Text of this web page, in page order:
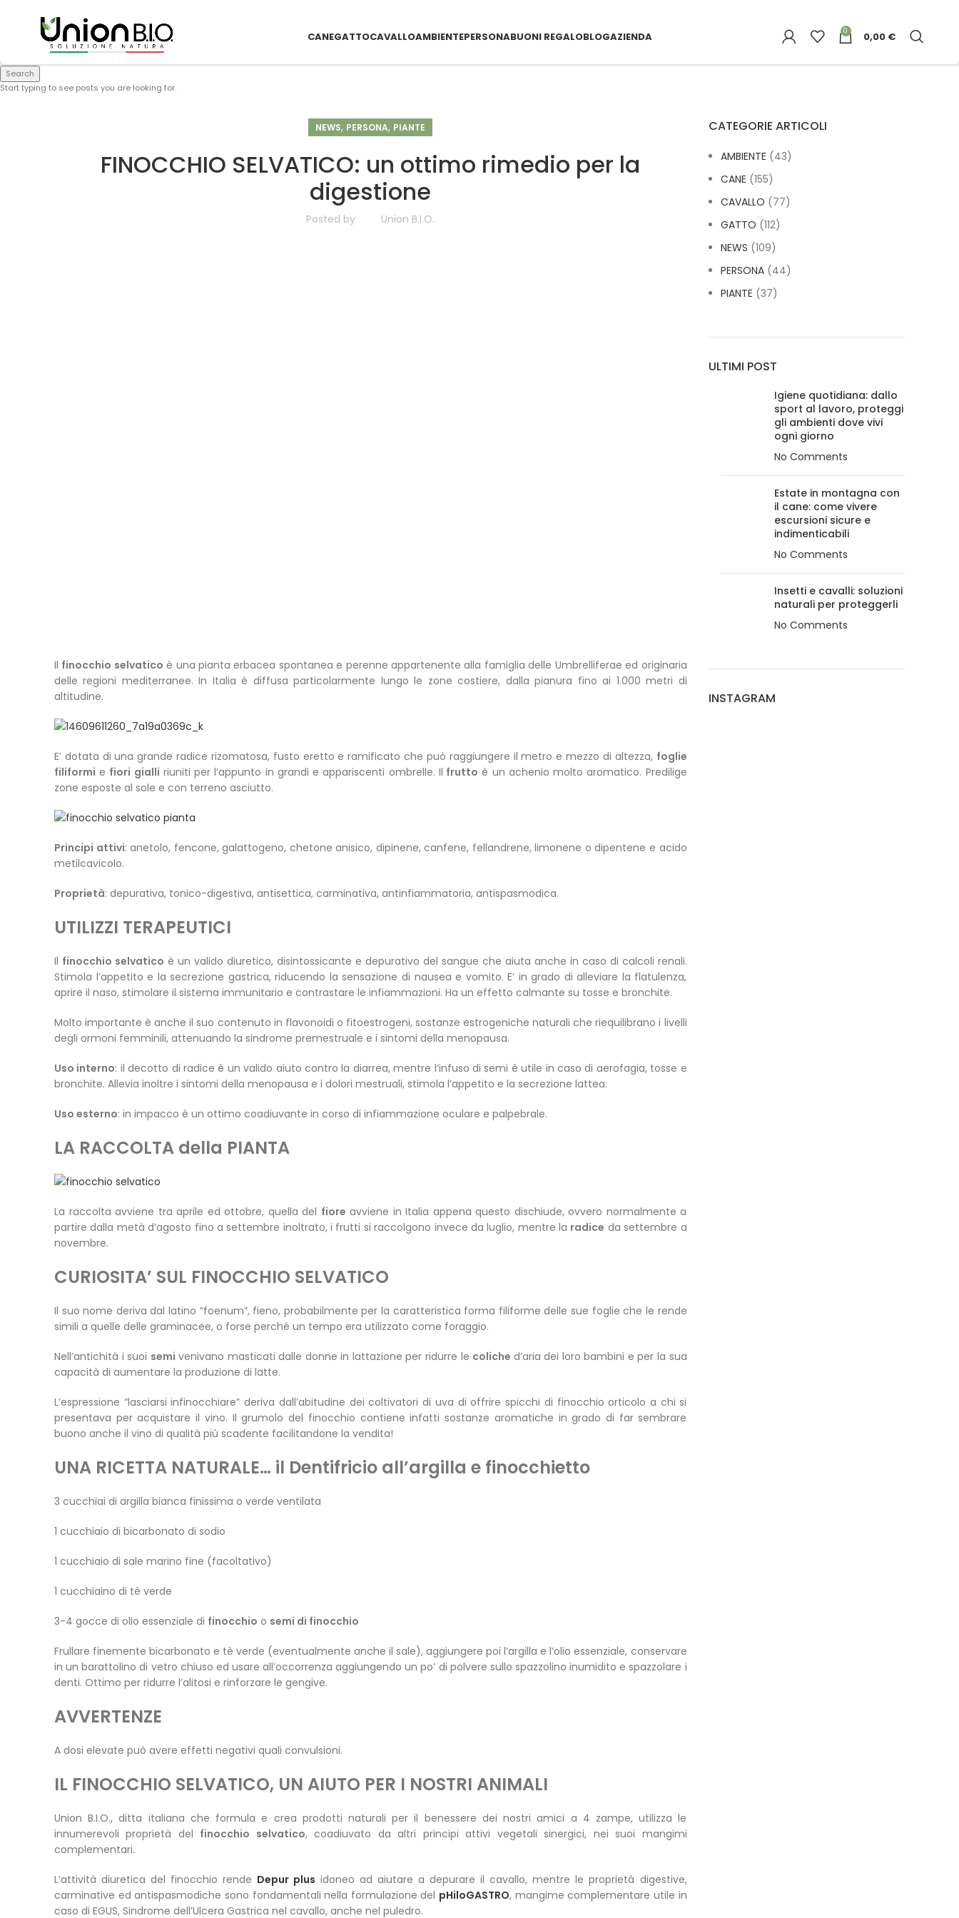
CANEGATTOCAVALLOAMBIENTEPERSONABUONI REGALOBLOGAZIENDA 0 0,00 €
NEWS, PERSONA, PIANTE
FINOCCHIO SELVATICO: un ottimo rimedio per la
digestione
Posted by Union B.I.O.
Il finocchio selvatico è una pianta erbacea spontanea e perenne appartenente alla famiglia delle Umbrelliferae ed originaria
delle regioni mediterranee. In Italia è diffusa particolarmente lungo le zone costiere, dalla pianura fino ai 1.000 metri di
altitudine.
E’ dotata di una grande radice rizomatosa, fusto eretto e ramificato che può raggiungere il metro e mezzo di altezza, foglie
filiformi e fiori gialli riuniti per l’appunto in grandi e appariscenti ombrelle. Il frutto è un achenio molto aromatico. Predilige
zone esposte al sole e con terreno asciutto.
Principi attivi: anetolo, fencone, galattogeno, chetone anisico, dipinene, canfene, fellandrene, limonene o dipentene e acido
metilcavicolo.
Proprietà: depurativa, tonico-digestiva, antisettica, carminativa, antinfiammatoria, antispasmodica.
UTILIZZI TERAPEUTICI
Il finocchio selvatico è un valido diuretico, disintossicante e depurativo del sangue che aiuta anche in caso di calcoli renali.
Stimola l’appetito e la secrezione gastrica, riducendo la sensazione di nausea e vomito. E’ in grado di alleviare la flatulenza,
aprire il naso, stimolare il sistema immunitario e contrastare le infiammazioni. Ha un effetto calmante su tosse e bronchite.
Molto importante è anche il suo contenuto in flavonoidi o fitoestrogeni, sostanze estrogeniche naturali che riequilibrano i livelli
degli ormoni femminili, attenuando la sindrome premestruale e i sintomi della menopausa.
Uso interno: il decotto di radice è un valido aiuto contro la diarrea, mentre l’infuso di semi è utile in caso di aerofagia, tosse e
bronchite. Allevia inoltre i sintomi della menopausa e i dolori mestruali, stimola l’appetito e la secrezione lattea.
Uso esterno: in impacco è un ottimo coadiuvante in corso di infiammazione oculare e palpebrale.
LA RACCOLTA della PIANTA
La raccolta avviene tra aprile ed ottobre, quella del fiore avviene in Italia appena questo dischiude, ovvero normalmente a
partire dalla metà d’agosto fino a settembre inoltrato, i frutti si raccolgono invece da luglio, mentre la radice da settembre a
novembre.
CURIOSITA’ SUL FINOCCHIO SELVATICO
Il suo nome deriva dal latino “foenum”, fieno, probabilmente per la caratteristica forma filiforme delle sue foglie che le rende
simili a quelle delle graminacee, o forse perché un tempo era utilizzato come foraggio.
Nell’antichità i suoi semi venivano masticati dalle donne in lattazione per ridurre le coliche d’aria dei loro bambini e per la sua
capacità di aumentare la produzione di latte.
L’espressione “lasciarsi infinocchiare” deriva dall’abitudine dei coltivatori di uva di offrire spicchi di finocchio orticolo a chi si
presentava per acquistare il vino. Il grumolo del finocchio contiene infatti sostanze aromatiche in grado di far sembrare
buono anche il vino di qualità più scadente facilitandone la vendita!
UNA RICETTA NATURALE… il Dentifricio all’argilla e finocchietto
3 cucchiai di argilla bianca finissima o verde ventilata
1 cucchiaio di bicarbonato di sodio
1 cucchiaio di sale marino fine (facoltativo)
1 cucchiaino di tè verde
3-4 gocce di olio essenziale di finocchio o semi di finocchio
Frullare finemente bicarbonato e tè verde (eventualmente anche il sale), aggiungere poi l’argilla e l’olio essenziale, conservare
in un barattolino di vetro chiuso ed usare all’occorrenza aggiungendo un po’ di polvere sullo spazzolino inumidito e spazzolare i
denti. Ottimo per ridurre l’alitosi e rinforzare le gengive.
AVVERTENZE
A dosi elevate può avere effetti negativi quali convulsioni.
IL FINOCCHIO SELVATICO, UN AIUTO PER I NOSTRI ANIMALI
Union B.I.O., ditta italiana che formula e crea prodotti naturali per il benessere dei nostri amici a 4 zampe, utilizza le
innumerevoli proprietà del finocchio selvatico, coadiuvato da altri principi attivi vegetali sinergici, nei suoi mangimi
complementari.
L’attività diuretica del finocchio rende Depur plus idoneo ad aiutare a depurare il cavallo, mentre le proprietà digestive,
carminative ed antispasmodiche sono fondamentali nella formulazione del pHiloGASTRO, mangime complementare utile in
caso di EGUS, Sindrome dell’Ulcera Gastrica nel cavallo, anche nel puledro.
CATEGORIE ARTICOLI
AMBIENTE (43)
CANE (155)
CAVALLO (77)
GATTO (112)
NEWS (109)
PERSONA(44)
PIANTE (37)
ULTIMI POST
Igiene quotidiana: dallo
sport al lavoro, proteggi
gli ambienti dove vivi
ogni giorno
No Comments
Estate in montagna con
il cane: come vivere
escursioni sicure e
indimenticabili
No Comments
Insetti e cavalli: soluzioni
naturali per proteggerli
No Comments
INSTAGRAM
Search
Start typing to see posts you are looking for.